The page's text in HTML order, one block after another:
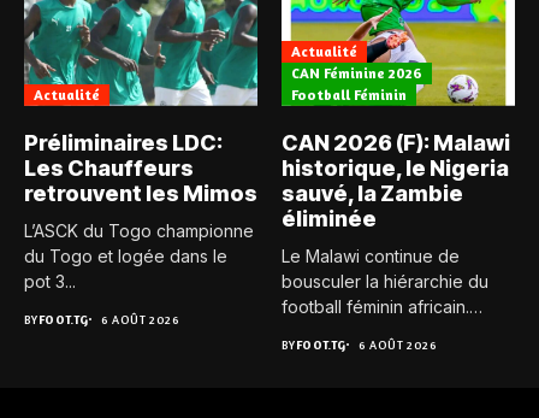
Actualité
Préliminaires LDC:
Les Chauffeurs
retrouvent les Mimos
L’ASCK du Togo championne
du Togo et logée dans le
pot 3...
BYFOOT.TG 6 AOÛT 2026
Actualité
CAN Féminine 2026
Football Féminin
CAN 2026 (F): Malawi
historique, le Nigeria
sauvé, la Zambie
éliminée
Le Malawi continue de
bousculer la hiérarchie du
football féminin africain.
BYFOOT.TG 6 AOÛT 2026